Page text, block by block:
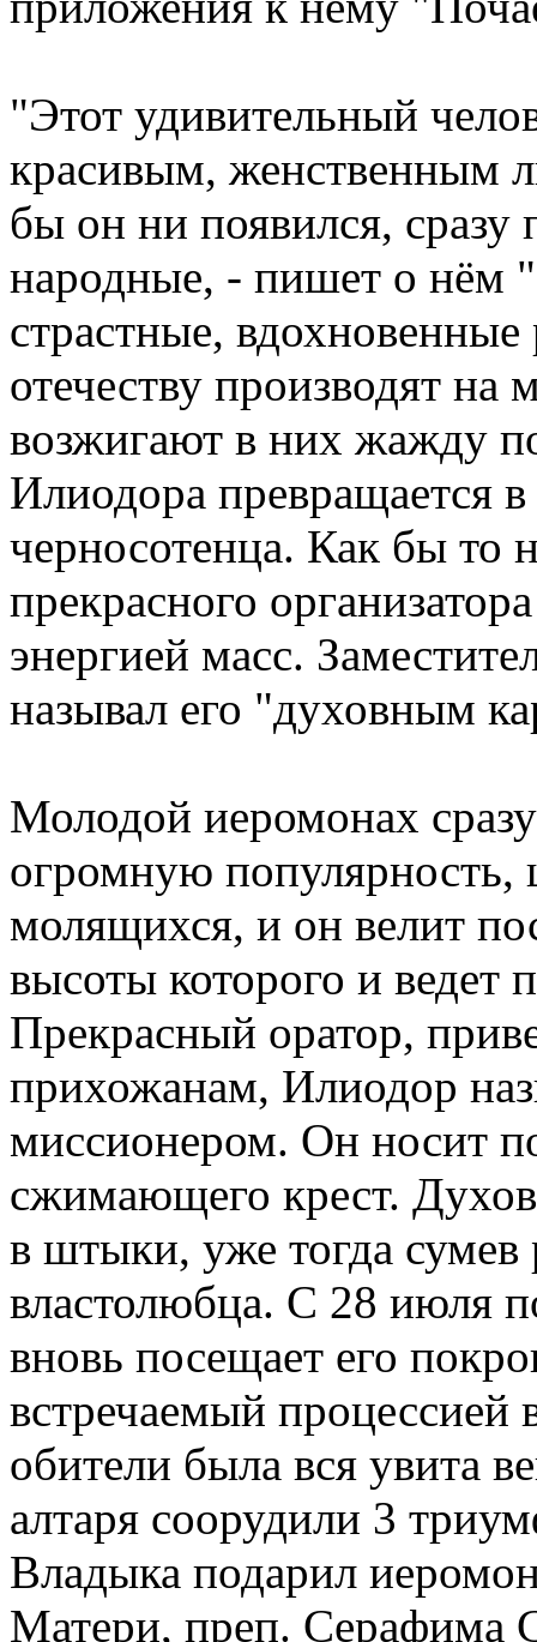
"Этот удивительный
красивым, женственным
бы он ни появился, сразу
народные, - пишет о нём
страстные,
отечеству производят на
возжигают в них жажду
Илиодора превращается
черносотенца. Как бы то
прекрасного
энергией масс.
называл его "духовным
Молодой иеромонах
огромную популярность,
молящихся, и он велит
высоты которого и ведет
Прекрасный оратор,
прихожанам, Илиодор
миссионером. Он носит
сжимающего крест.
в штыки, уже тогда сумев
властолюбца. С 28 июля
вновь посещает его
встречаемый процессией
обители была вся увита
алтаря соорудили 3
Владыка подарил
Матери, преп. Серафима